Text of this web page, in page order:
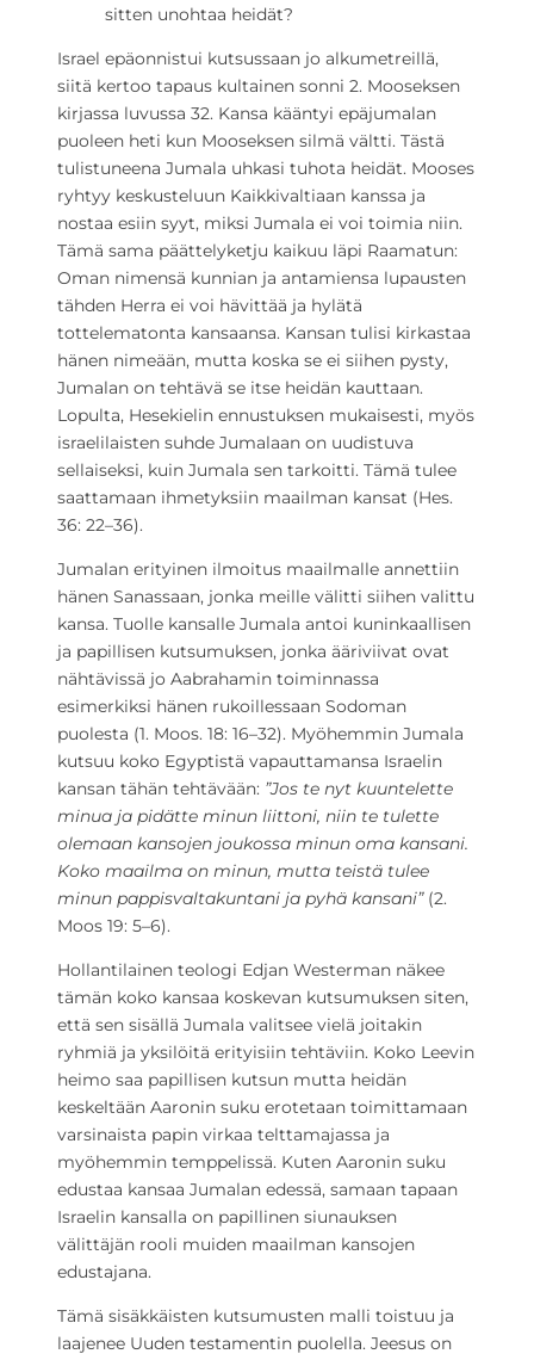
sitten unohtaa heidät?
Israel epäonnistui kutsussaan jo alkumetreillä,
siitä kertoo tapaus kultainen sonni 2. Mooseksen
kirjassa luvussa 32. Kansa kääntyi epäjumalan
puoleen heti kun Mooseksen silmä vältti. Tästä
tulistuneena Jumala uhkasi tuhota heidät. Mooses
ryhtyy keskusteluun Kaikkivaltiaan kanssa ja
nostaa esiin syyt, miksi Jumala ei voi toimia niin.
Tämä sama päättelyketju kaikuu läpi Raamatun:
Oman nimensä kunnian ja antamiensa lupausten
tähden Herra ei voi hävittää ja hylätä
tottelematonta kansaansa. Kansan tulisi kirkastaa
hänen nimeään, mutta koska se ei siihen pysty,
Jumalan on tehtävä se itse heidän kauttaan.
Lopulta, Hesekielin ennustuksen mukaisesti, myös
israelilaisten suhde Jumalaan on uudistuva
sellaiseksi, kuin Jumala sen tarkoitti. Tämä tulee
saattamaan ihmetyksiin maailman kansat (Hes.
36: 22–36).
Jumalan erityinen ilmoitus maailmalle annettiin
hänen Sanassaan, jonka meille välitti siihen valittu
kansa. Tuolle kansalle Jumala antoi kuninkaallisen
ja papillisen kutsumuksen, jonka ääriviivat ovat
nähtävissä jo Aabrahamin toiminnassa
esimerkiksi hänen rukoillessaan Sodoman
puolesta (1. Moos. 18: 16–32). Myöhemmin Jumala
kutsuu koko Egyptistä vapauttamansa Israelin
kansan tähän tehtävään: ”Jos te nyt kuuntelette
minua ja pidätte minun liittoni, niin te tulette
olemaan kansojen joukossa minun oma kansani.
Koko maailma on minun, mutta teistä tulee
minun pappisvaltakuntani ja pyhä kansani”(2.
Moos 19: 5–6).
Hollantilainen teologi Edjan Westerman näkee
tämän koko kansaa koskevan kutsumuksen siten,
että sen sisällä Jumala valitsee vielä joitakin
ryhmiä ja yksilöitä erityisiin tehtäviin. Koko Leevin
heimo saa papillisen kutsun mutta heidän
keskeltään Aaronin suku erotetaan toimittamaan
varsinaista papin virkaa telttamajassa ja
myöhemmin temppelissä. Kuten Aaronin suku
edustaa kansaa Jumalan edessä, samaan tapaan
Israelin kansalla on papillinen siunauksen
välittäjän rooli muiden maailman kansojen
edustajana.
Tämä sisäkkäisten kutsumusten malli toistuu ja
laajenee Uuden testamentin puolella. Jeesus on